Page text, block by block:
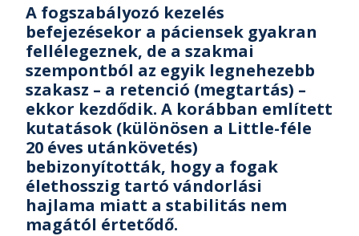
A fogszabályozó kezelés
befejezésekor a páciensek gyakran
fellélegeznek, de a szakmai
szempontból az egyik legnehezebb
szakasz – a retenció (megtartás) –
ekkor kezdődik. A korábban említett
kutatások (különösen a Little-féle
20 éves utánkövetés)
bebizonyították, hogy a fogak
élethosszig tartó vándorlási
hajlama miatt a stabilitás nem
magától értetődő.